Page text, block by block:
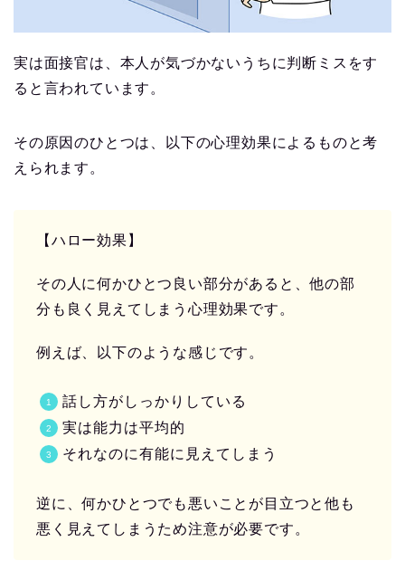
実は面接官は、本人が気づかないうちに判断ミスをす
ると言われています。
その原因のひとつは、以下の心理効果によるものと考
えられます。
【ハロー効果】
その人に何かひとつ良い部分があると、他の部
分も良く見えてしまう心理効果です。
例えば、以下のような感じです。
話し方がしっかりしている
実は能力は平均的
それなのに有能に見えてしまう
逆に、何かひとつでも悪いことが目立つと他も
悪く見えてしまうため注意が必要です。